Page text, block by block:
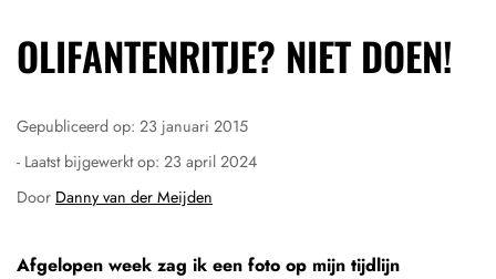
OLIFANTENRITJE? NIET DOEN!
Gepubliceerd op: 23 januari 2015
- Laatst bijgewerkt op: 23 april 2024
Door Danny van der Meijden
Afgelopen week zag ik een foto op mijn tijdlijn